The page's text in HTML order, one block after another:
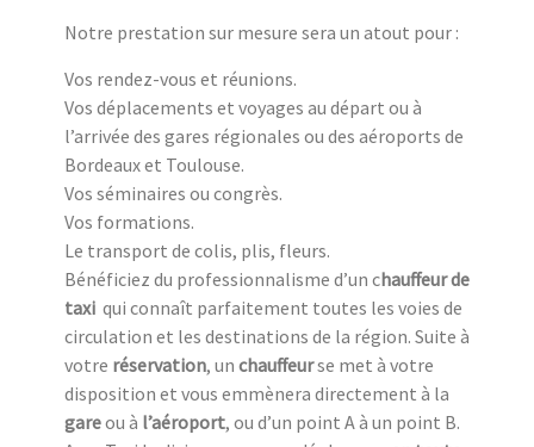
Notre prestation sur mesure sera un atout pour :
Vos rendez-vous et réunions.
Vos déplacements et voyages au départ ou à
l’arrivée des gares régionales ou des aéroports de
Bordeaux et Toulouse.
Vos séminaires ou congrès.
Vos formations.
Le transport de colis, plis, fleurs.
Bénéficiez du professionnalisme d’un chauffeur de
taxi qui connaît parfaitement toutes les voies de
circulation et les destinations de la région. Suite à
votre réservation, un chauffeurse met à votre
disposition et vous emmènera directement à la
gareou à l’aéroport, ou d’un point A à un point B.